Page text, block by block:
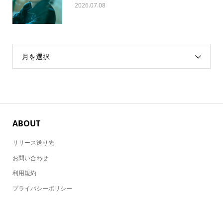
2026.07.08
月を選択
ABOUT
リリース送り先
お問い合わせ
利用規約
プライバシーポリシー